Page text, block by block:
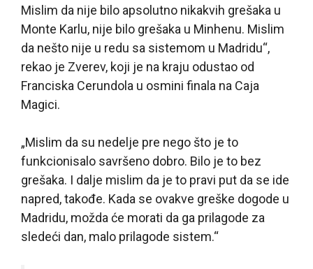
Mislim da nije bilo apsolutno nikakvih grešaka u
Monte Karlu, nije bilo grešaka u Minhenu. Mislim
da nešto nije u redu sa sistemom u Madridu“,
rekao je Zverev, koji je na kraju odustao od
Franciska Cerundola u osmini finala na Caja
Magici.
„Mislim da su nedelje pre nego što je to
funkcionisalo savršeno dobro. Bilo je to bez
grešaka. I dalje mislim da je to pravi put da se ide
napred, takođe. Kada se ovakve greške dogode u
Madridu, možda će morati da ga prilagode za
sledeći dan, malo prilagode sistem.“